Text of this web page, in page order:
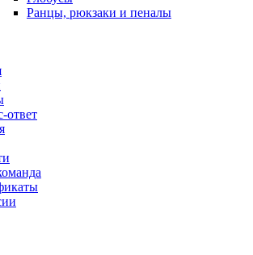
Ранцы, рюкзаки и пеналы
ответ